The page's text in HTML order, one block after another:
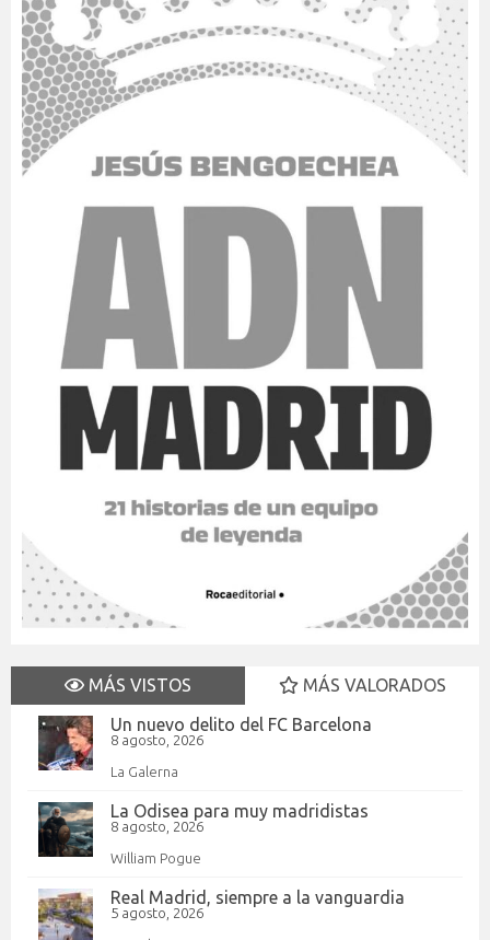
MÁS VISTOS
MÁS VALORADOS
Un nuevo delito del FC Barcelona
8 agosto, 2026
La Galerna
La Odisea para muy madridistas
8 agosto, 2026
William Pogue
Real Madrid, siempre a la vanguardia
5 agosto, 2026